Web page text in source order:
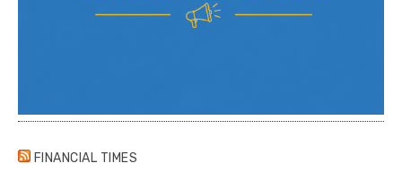
FINANCIAL TIMES